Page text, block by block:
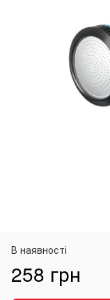
В наявності
258 грн